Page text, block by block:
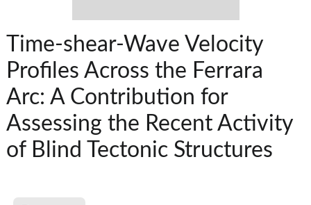
Time-shear-Wave Velocity
Profiles Across the Ferrara
Arc: A Contribution for
Assessing the Recent Activity
of Blind Tectonic Structures